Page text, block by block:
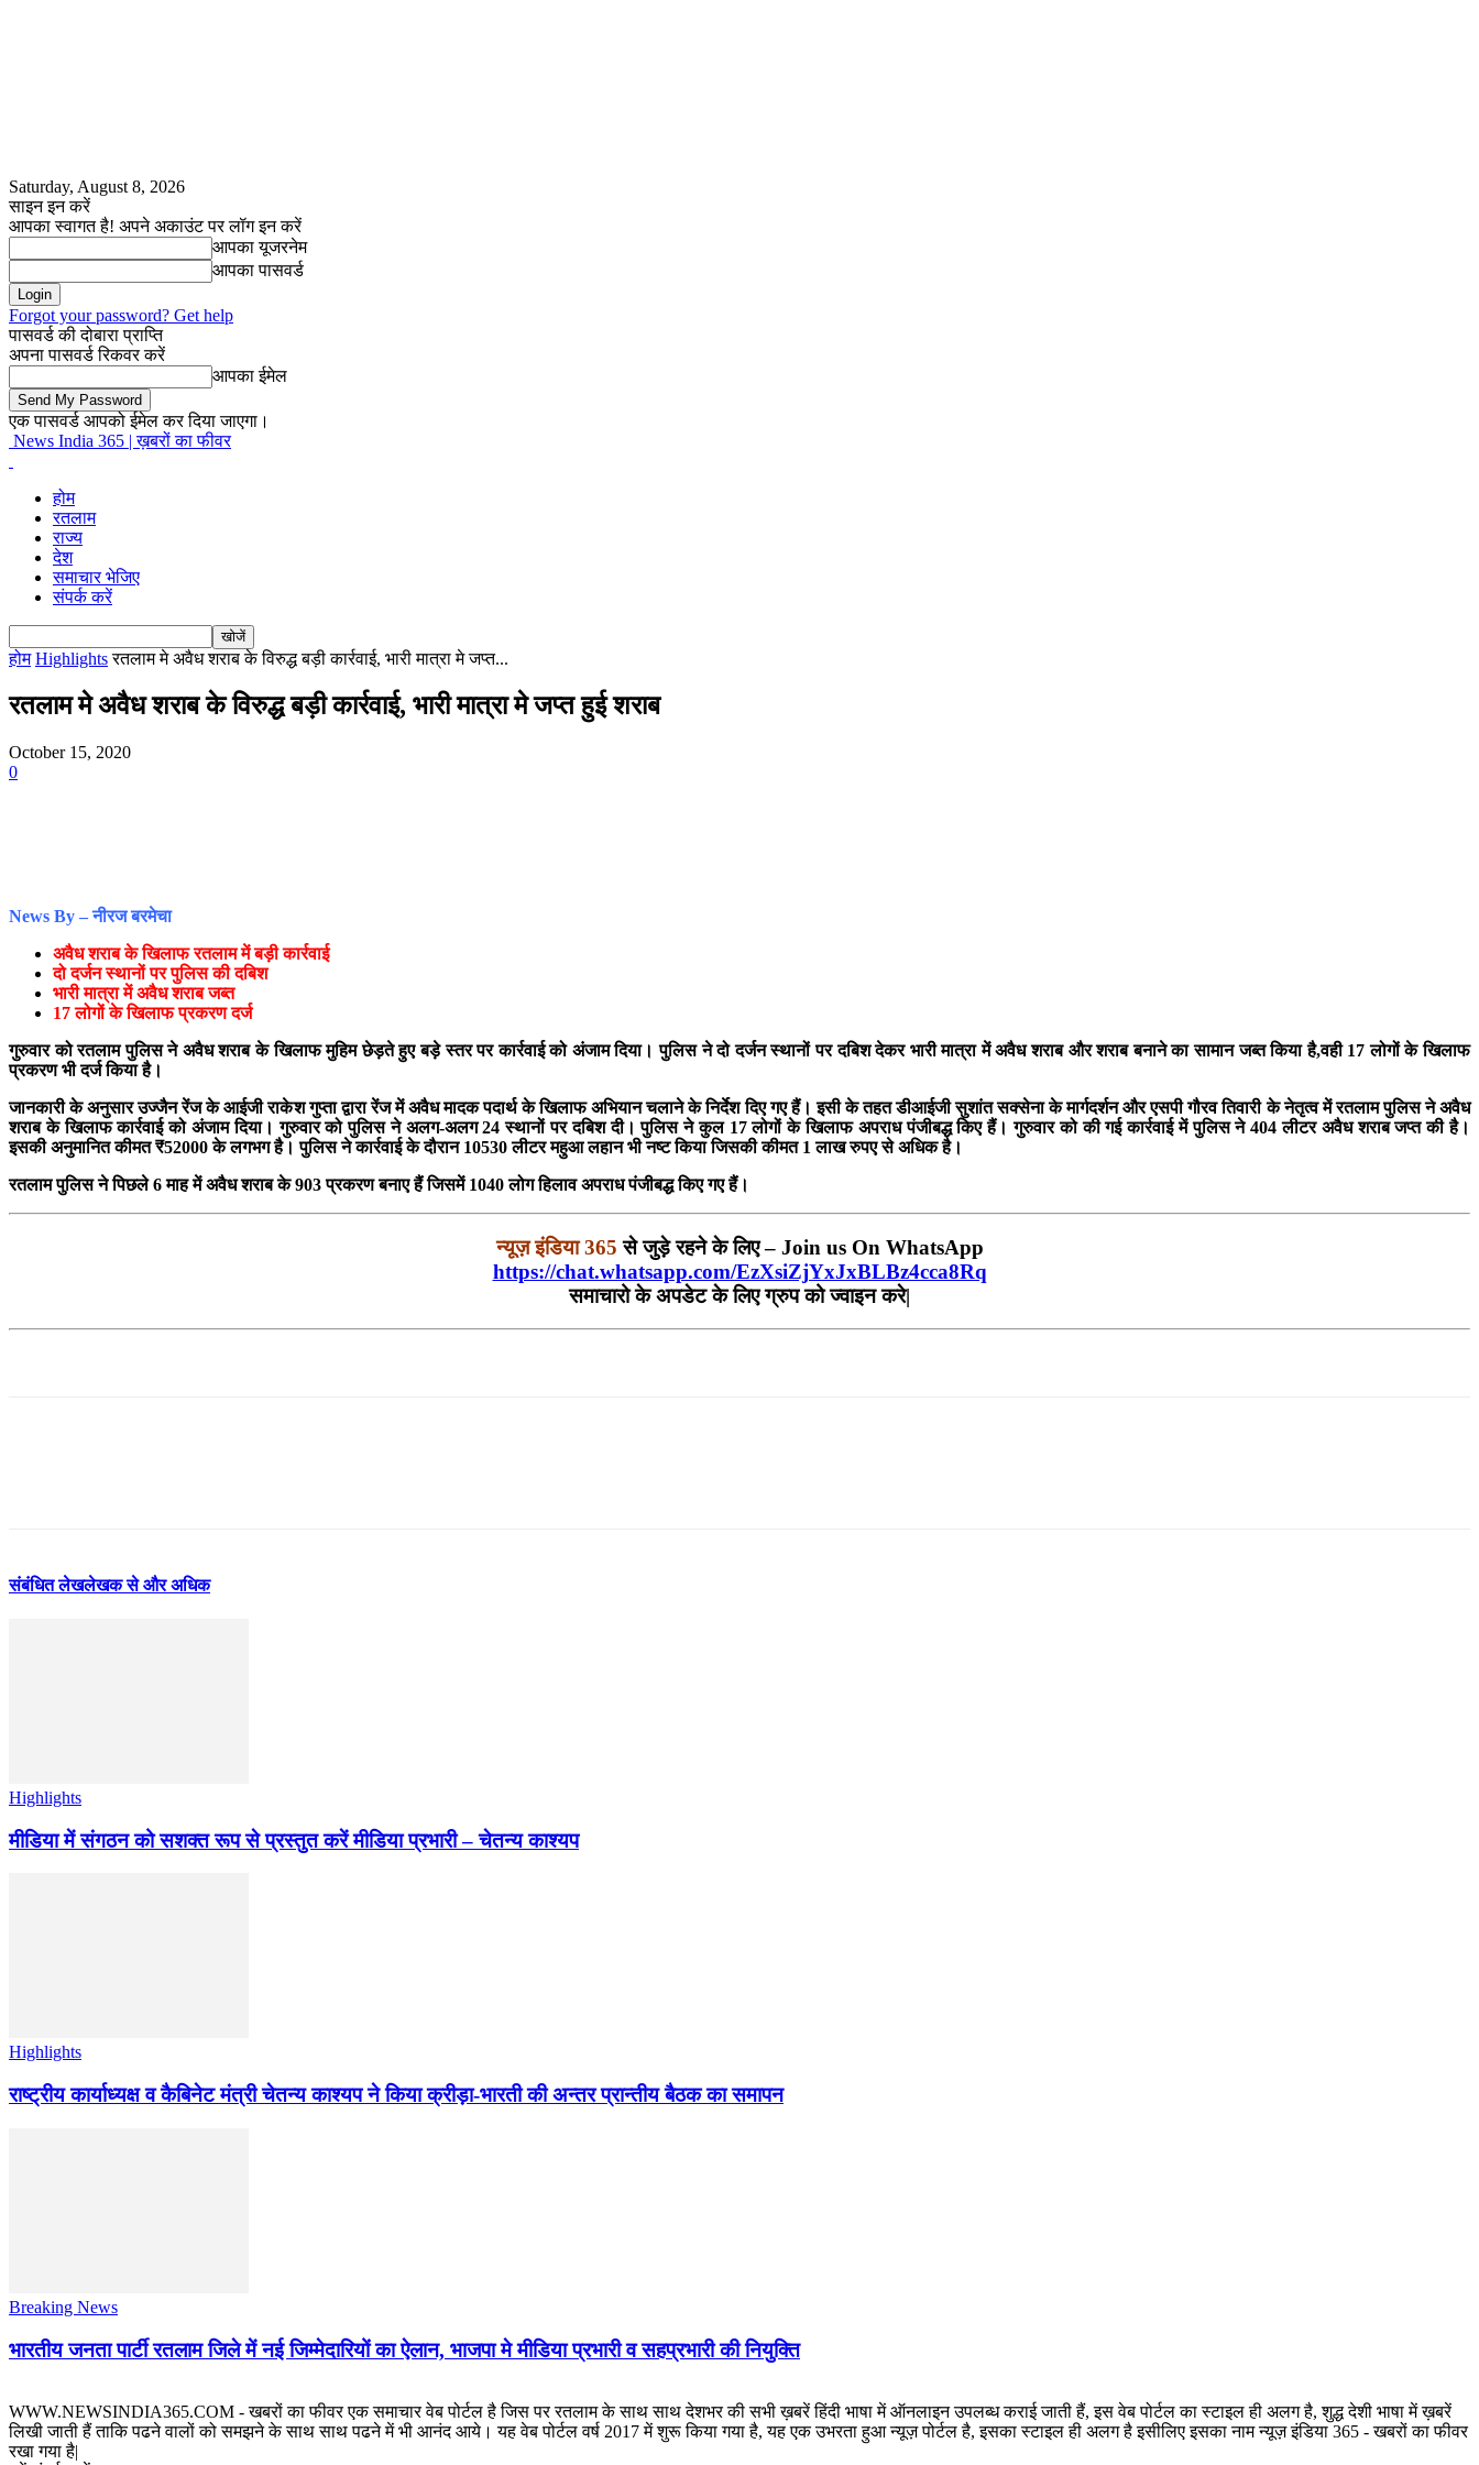
Saturday, August 8, 2026
साइन इन करें
आपका स्वागत है! अपने अकाउंट पर लॉग इन करें
आपका यूजरनेम
आपका पासवर्ड
Forgot your password? Get help
पासवर्ड की दोबारा प्राप्ति
अपना पासवर्ड रिकवर करें
आपका ईमेल
एक पासवर्ड आपको ईमेल कर दिया जाएगा।
News India 365 | ख़बरों का फीवर
होम
रतलाम
राज्य
देश
समाचार भेजिए
संपर्क करें
होम Highlights रतलाम मे अवैध शराब के विरुद्ध बड़ी कार्रवाई, भारी मात्रा मे जप्त...
रतलाम मे अवैध शराब के विरुद्ध बड़ी कार्रवाई, भारी मात्रा मे जप्त हुई शराब
October 15, 2020
0
News By – नीरज बरमेचा
अवैध शराब के खिलाफ रतलाम में बड़ी कार्रवाई
दो दर्जन स्थानों पर पुलिस की दबिश
भारी मात्रा में अवैध शराब जब्त
17 लोगों के खिलाफ प्रकरण दर्ज
गुरुवार को रतलाम पुलिस ने अवैध शराब के खिलाफ मुहिम छेड़ते हुए बड़े स्तर पर कार्रवाई को अंजाम दिया। पुलिस ने दो दर्जन स्थानों पर दबिश देकर भारी मात्रा में अवैध शराब और शराब बनाने का सामान जब्त किया है,वही 17 लोगों के खिलाफ
प्रकरण भी दर्ज किया है।
जानकारी के अनुसार उज्जैन रेंज के आईजी राकेश गुप्ता द्वारा रेंज में अवैध मादक पदार्थ के खिलाफ अभियान चलाने के निर्देश दिए गए हैं। इसी के तहत डीआईजी सुशांत सक्सेना के मार्गदर्शन और एसपी गौरव तिवारी के नेतृत्व में रतलाम पुलिस ने अवैध
शराब के खिलाफ कार्रवाई को अंजाम दिया। गुरुवार को पुलिस ने अलग-अलग 24 स्थानों पर दबिश दी। पुलिस ने कुल 17 लोगों के खिलाफ अपराध पंजीबद्ध किए हैं। गुरुवार को की गई कार्रवाई में पुलिस ने 404 लीटर अवैध शराब जप्त की है।
इसकी अनुमानित कीमत ₹52000 के लगभग है। पुलिस ने कार्रवाई के दौरान 10530 लीटर महुआ लहान भी नष्ट किया जिसकी कीमत 1 लाख रुपए से अधिक है।
रतलाम पुलिस ने पिछले 6 माह में अवैध शराब के 903 प्रकरण बनाए हैं जिसमें 1040 लोग हिलाव अपराध पंजीबद्ध किए गए हैं।
न्यूज़ इंडिया 365 से जुड़े रहने के लिए – Join us On WhatsApp
https://chat.whatsapp.com/EzXsiZjYxJxBLBz4cca8Rq
समाचारो के अपडेट के लिए ग्रुप को ज्वाइन करे|
संबंधित लेखलेखक से और अधिक
Highlights
मीडिया में संगठन को सशक्त रूप से प्रस्तुत करें मीडिया प्रभारी – चेतन्य काश्यप
Highlights
राष्ट्रीय कार्याध्यक्ष व कैबिनेट मंत्री चेतन्य काश्यप ने किया क्रीड़ा-भारती की अन्तर प्रान्तीय बैठक का समापन
Breaking News
भारतीय जनता पार्टी रतलाम जिले में नई जिम्मेदारियों का ऐलान, भाजपा मे मीडिया प्रभारी व सहप्रभारी की नियुक्ति
WWW.NEWSINDIA365.COM - खबरों का फीवर एक समाचार वेब पोर्टल है जिस पर रतलाम के साथ साथ देशभर की सभी ख़बरें हिंदी भाषा में ऑनलाइन उपलब्ध कराई जाती हैं, इस वेब पोर्टल का स्टाइल ही अलग है, शुद्ध देशी भाषा में ख़बरें
लिखी जाती हैं ताकि पढने वालों को समझने के साथ साथ पढने में भी आनंद आये। यह वेब पोर्टल वर्ष 2017 में शुरू किया गया है, यह एक उभरता हुआ न्यूज़ पोर्टल है, इसका स्टाइल ही अलग है इसीलिए इसका नाम न्यूज़ इंडिया 365 - खबरों का फीवर
रखा गया है|